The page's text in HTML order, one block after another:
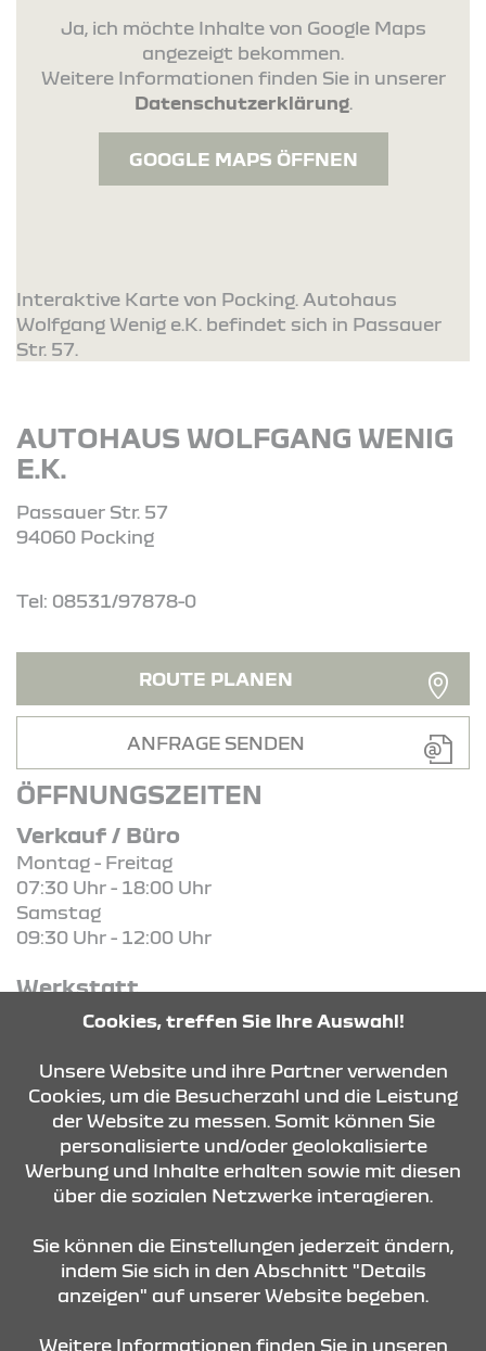
Ja, ich möchte Inhalte von Google Maps
angezeigt bekommen.
Weitere Informationen finden Sie in unserer
Datenschutzerklärung.
GOOGLE MAPS ÖFFNEN
Interaktive Karte von Pocking. Autohaus
Wolfgang Wenig e.K. befindet sich in Passauer
Str. 57.
AUTOHAUS WOLFGANG WENIG
E.K.
Passauer Str. 57
94060 Pocking
Tel: 08531/97878-0
ROUTE PLANEN
ANFRAGE SENDEN
ÖFFNUNGSZEITEN
Verkauf / Büro
Montag - Freitag
07:30 Uhr - 18:00 Uhr
Samstag
09:30 Uhr - 12:00 Uhr
Werkstatt
Montag - Freitag
13:00 - 17:00 Uhr
KONTAKT & ANFAHRT
Cookies, treffen Sie Ihre Auswahl!
Unsere Website und ihre Partner verwenden
Cookies, um die Besucherzahl und die Leistung
der Website zu messen. Somit können Sie
personalisierte und/oder geolokalisierte
Werbung und Inhalte erhalten sowie mit diesen
über die sozialen Netzwerke interagieren.
Sie können die Einstellungen jederzeit ändern,
indem Sie sich in den Abschnitt "Details
anzeigen" auf unserer Website begeben.
Weitere Informationen finden Sie in unseren